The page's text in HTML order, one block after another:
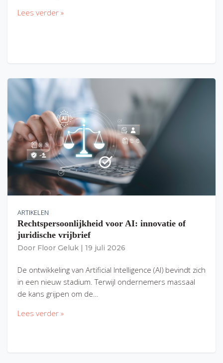
Lees verder »
ARTIKELEN
Rechtspersoonlijkheid voor AI: innovatie of
juridische vrijbrief
Door Floor Geluk 19 juli 2026
De ontwikkeling van Artificial Intelligence (AI) bevindt zich
in een nieuw stadium. Terwijl ondernemers massaal
de kans grijpen om de…
Lees verder »